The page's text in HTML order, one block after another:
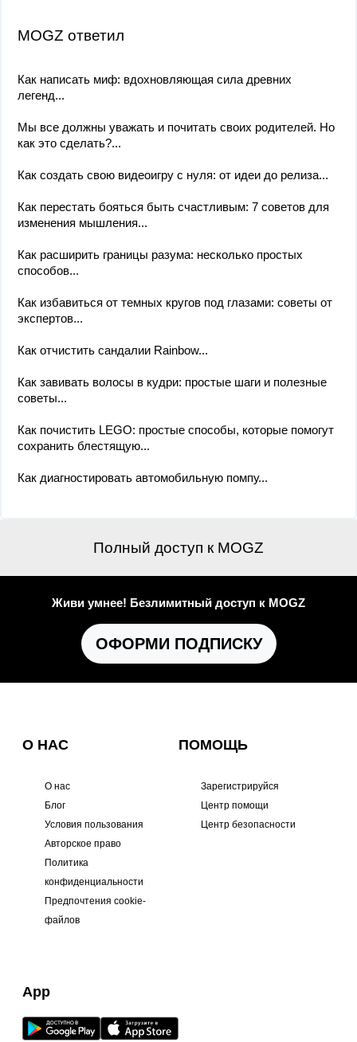
MOGZ ответил
Как написать миф: вдохновляющая сила древних
легенд...
Мы все должны уважать и почитать своих родителей. Но
как это сделать?...
Как создать свою видеоигру с нуля: от идеи до релиза...
Как перестать бояться быть счастливым: 7 советов для
изменения мышления...
Как расширить границы разума: несколько простых
способов...
Как избавиться от темных кругов под глазами: советы от
экспертов...
Как отчистить сандалии Rainbow...
Как завивать волосы в кудри: простые шаги и полезные
советы...
Как почистить LEGO: простые способы, которые помогут
сохранить блестящую...
Как диагностировать автомобильную помпу...
Полный доступ к MOGZ
Живи умнее! Безлимитный доступ к MOGZ
ОФОРМИ ПОДПИСКУ
О НАС
О нас
Блог
Условия пользования
Авторское право
Политика
конфиденциальности
Предпочтения cookie-
файлов
ПОМОЩЬ
Зарегистрируйся
Центр помощи
Центр безопасности
App